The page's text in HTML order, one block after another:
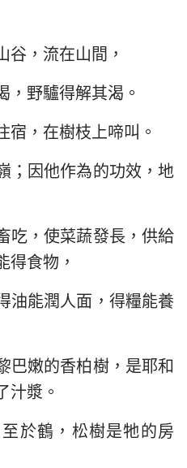
谷，流在山間，
，野驢得解其渴。
宿，在樹枝上啼叫。
；因他作為的功效，地
吃，使菜蔬發長，供給
得食物，
油能潤人面，得糧能養
巴嫩的香柏樹，是耶和
汁漿。
於鶴，松樹是牠的房